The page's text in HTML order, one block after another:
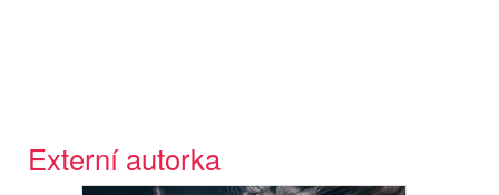
Externí autorka